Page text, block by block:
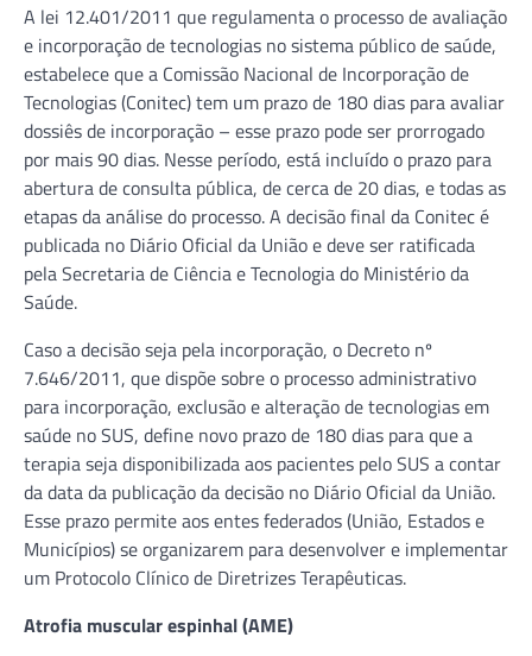
A lei 12.401/2011 que regulamenta o processo de avaliação
e incorporação de tecnologias no sistema público de saúde,
estabelece que a Comissão Nacional de Incorporação de
Tecnologias (Conitec) tem um prazo de 180 dias para avaliar
dossiês de incorporação – esse prazo pode ser prorrogado
por mais 90 dias. Nesse período, está incluído o prazo para
abertura de consulta pública, de cerca de 20 dias, e todas as
etapas da análise do processo. A decisão final da Conitec é
publicada no Diário Oficial da União e deve ser ratificada
pela Secretaria de Ciência e Tecnologia do Ministério da
Saúde.
Caso a decisão seja pela incorporação, o Decreto nº
7.646/2011, que dispõe sobre o processo administrativo
para incorporação, exclusão e alteração de tecnologias em
saúde no SUS, define novo prazo de 180 dias para que a
terapia seja disponibilizada aos pacientes pelo SUS a contar
da data da publicação da decisão no Diário Oficial da União.
Esse prazo permite aos entes federados (União, Estados e
Municípios) se organizarem para desenvolver e implementar
um Protocolo Clínico de Diretrizes Terapêuticas.
Atrofia muscular espinhal (AME)